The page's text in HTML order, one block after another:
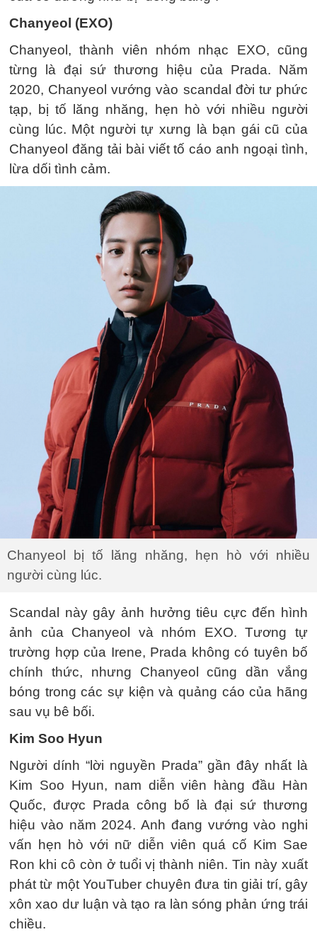
Chanyeol (EXO)
Chanyeol, thành viên nhóm nhạc EXO, cũng
từng là đại sứ thương hiệu của Prada. Năm
2020, Chanyeol vướng vào scandal đời tư phức
tạp, bị tố lăng nhăng, hẹn hò với nhiều người
cùng lúc. Một người tự xưng là bạn gái cũ của
Chanyeol đăng tải bài viết tố cáo anh ngoại tình,
lừa dối tình cảm.
Chanyeol bị tố lăng nhăng, hẹn hò với nhiều
người cùng lúc.
Scandal này gây ảnh hưởng tiêu cực đến hình
ảnh của Chanyeol và nhóm EXO. Tương tự
trường hợp của Irene, Prada không có tuyên bố
chính thức, nhưng Chanyeol cũng dần vắng
bóng trong các sự kiện và quảng cáo của hãng
sau vụ bê bối.
Kim Soo Hyun
Người dính “lời nguyền Prada” gần đây nhất là
Kim Soo Hyun, nam diễn viên hàng đầu Hàn
Quốc, được Prada công bố là đại sứ thương
hiệu vào năm 2024. Anh đang vướng vào nghi
vấn hẹn hò với nữ diễn viên quá cố Kim Sae
Ron khi cô còn ở tuổi vị thành niên. Tin này xuất
phát từ một YouTuber chuyên đưa tin giải trí, gây
xôn xao dư luận và tạo ra làn sóng phản ứng trái
chiều.